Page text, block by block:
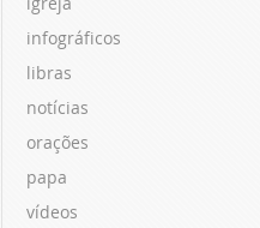
infográficos
libras
notícias
orações
papa
vídeos